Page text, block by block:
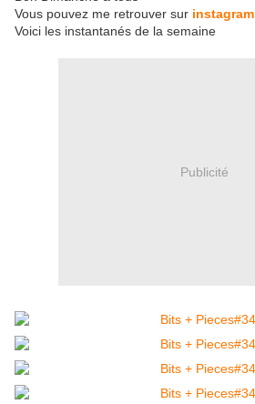
Vous pouvez me retrouver sur instagram
Voici les instantanés de la semaine
Publicité